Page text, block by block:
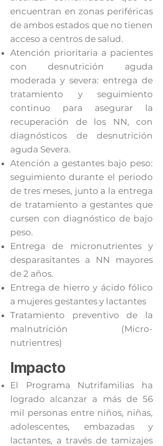
encuentran en zonas periféricas
de ambos estados que no tienen
acceso a centros de salud.
Atención prioritaria a pacientes
con desnutrición aguda
moderada y severa: entrega de
tratamiento y seguimiento
continuo para asegurar la
recuperación de los NN, con
diagnósticos de desnutrición
aguda Severa.
Atención a gestantes bajo peso:
seguimiento durante el periodo
de tres meses, junto a la entrega
de tratamiento a gestantes que
cursen con diagnóstico de bajo
peso.
Entrega de micronutrientes y
desparasitantes a NN mayores
de 2 años.
Entrega de hierro y ácido fólico
a mujeres gestantes y lactantes
Tratamiento preventivo de la
malnutrición (Micro-
nutrientres)
Impacto
El Programa Nutrifamilias ha
logrado alcanzar a más de 56
mil personas entre niños, niñas,
adolescentes, embazadas y
lactantes, a través de tamizajes